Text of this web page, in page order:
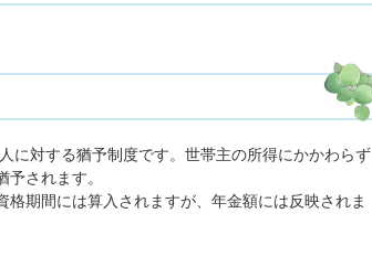
に対する猶予制度です。世帯主の所得にかかわらず
されます。
期間には算入されますが、年金額には反映されま